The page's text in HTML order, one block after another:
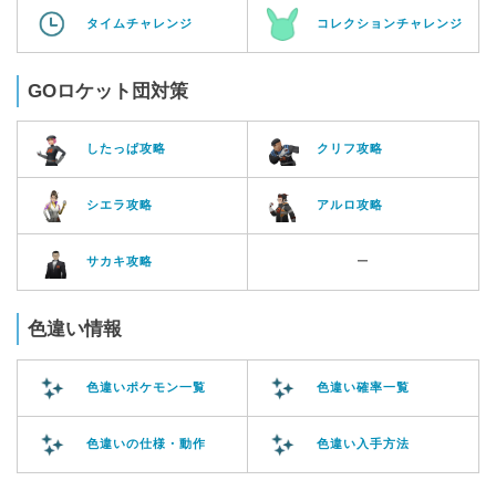
タイムチャレンジ コレクションチャレンジ
GOロケット団対策
したっぱ攻略 クリフ攻略
シエラ攻略 アルロ攻略
サカキ攻略 ー
色違い情報
色違いポケモン一覧 色違い確率一覧
色違いの仕様・動作 色違い入手方法